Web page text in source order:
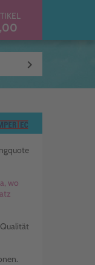
keyboard_arrow_right
wo